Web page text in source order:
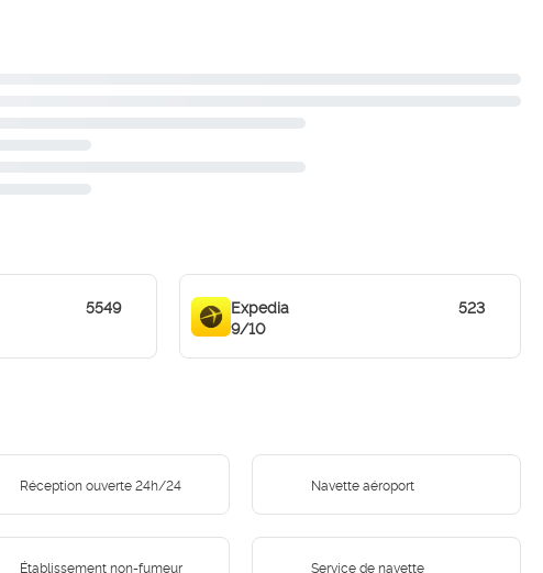
5549
Expedia
9/10
523
Réception ouverte 24h/24 Navette aéroport
Établissement non-fumeur Service de navette